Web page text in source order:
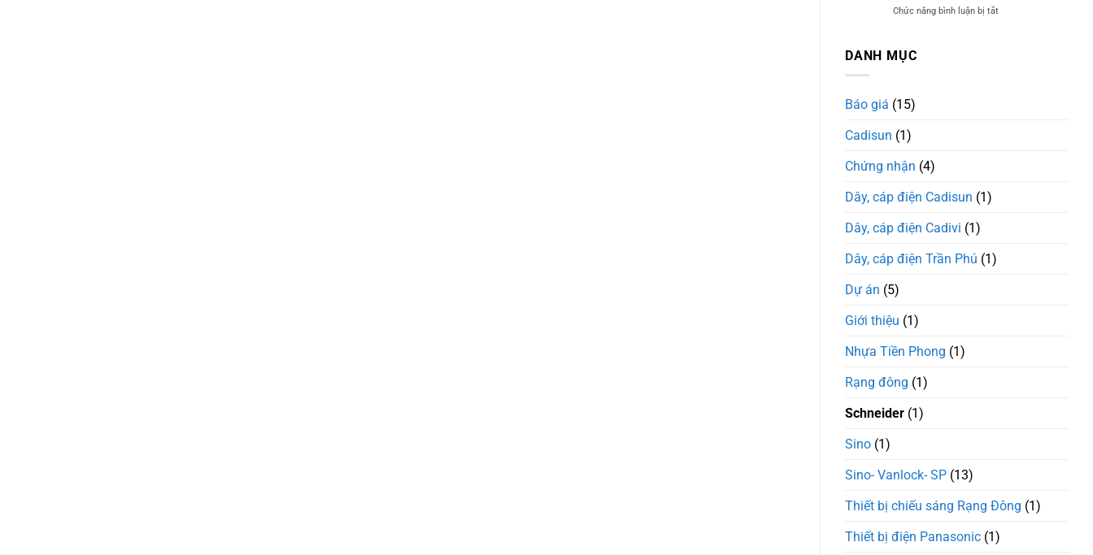
Chức năng bình luận bị tắtở
DANH MỤC
Báo giá (15)
Cadisun (1)
Chứng nhận (4)
Dây, cáp điện Cadisun (1)
Dây, cáp điện Cadivi (1)
Dây, cáp điện Trần Phú (1)
Dự án (5)
Giới thiệu (1)
Nhựa Tiền Phong (1)
Rạng đông (1)
Schneider (1)
Sino (1)
Sino- Vanlock- SP (13)
Thiết bị chiếu sáng Rạng Đông (1)
Thiết bị điện Panasonic (1)